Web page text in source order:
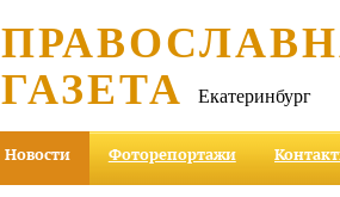
ГАЗЕТА Екатеринбург
Новости Фоторепортажи